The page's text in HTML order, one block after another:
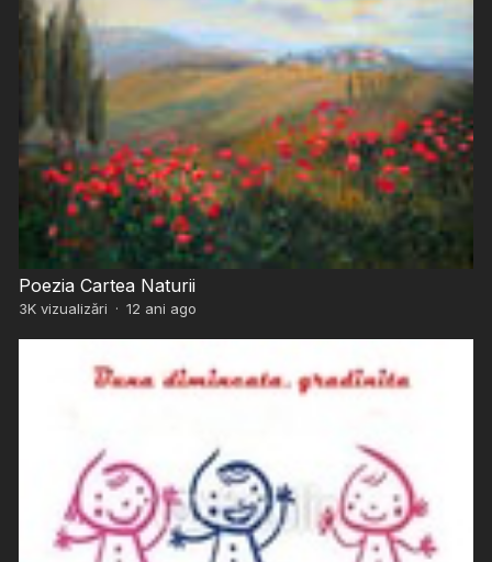
Poezia Cartea Naturii
3Kvizualizări · 12 ani ago